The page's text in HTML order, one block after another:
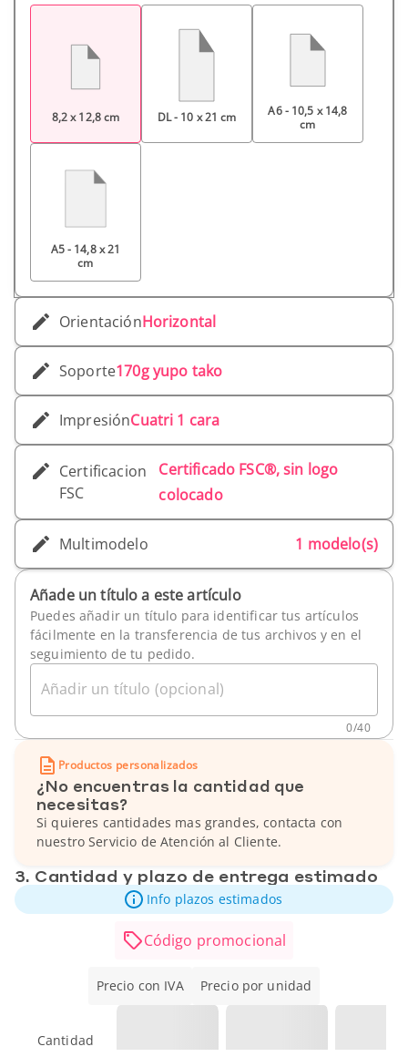
8,2 x 12,8 cm DL - 10 x 21 cm
A6 - 10,5 x 14,8
cm
A5 - 14,8 x 21
cm
OrientaciónHorizontal
Soporte170g yupo tako
ImpresiónCuatri 1 cara
Certificacion
FSC
Certificado FSC®, sin logo
colocado
Multimodelo 1 modelo(s)
Añade un título a este artículo
Puedes añadir un título para identificar tus artículos
fácilmente en la transferencia de tus archivos y en el
seguimiento de tu pedido.
Añadir un título (opcional)
0/40
Productos personalizados
¿No encuentras la cantidad que
necesitas?
Si quieres cantidades mas grandes, contacta con
nuestro Servicio de Atención al Cliente.
3. Cantidad y plazo de entrega estimado
Info plazos estimados
Código promocional
Precio con IVA Precio por unidad
Cantidad